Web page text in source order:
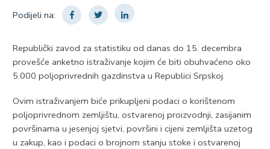
Podijeli na:
Republički zavod za statistiku od danas do 15. decembra
provešće anketno istraživanje kojim će biti obuhvaćeno oko
5.000 poljoprivrednih gazdinstva u Republici Srpskoj.
Ovim istraživanjem biće prikupljeni podaci o korištenom
poljoprivrednom zemljištu, ostvarenoj proizvodnji, zasijanim
površinama u jesenjoj sjetvi, površini i cijeni zemljišta uzetog
u zakup, kao i podaci o brojnom stanju stoke i ostvarenoj